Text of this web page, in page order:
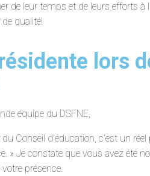
de leur temps et de leurs efforts à
qualité!
lors
équipe du DSFNE,
Conseil d’éducation, c’est un
» Je constate que vous avez été
présence.